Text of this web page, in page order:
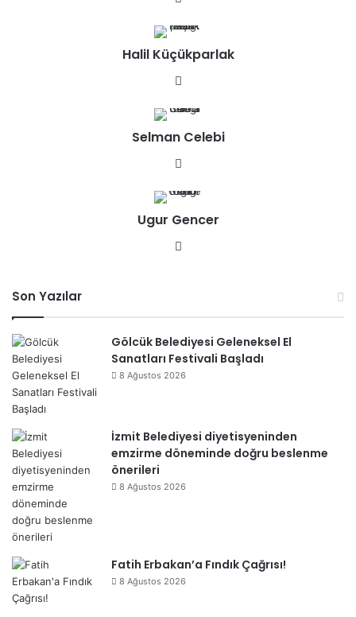
sit
esi
Halil Küçükparlak
sit
esi
Selman Celebi
sit
esi
Ugur Gencer
Son Yazılar
Gölcük Belediyesi Geleneksel El
Sanatları Festivali Başladı
8 Ağustos 2026
İzmit Belediyesi diyetisyeninden
emzirme döneminde doğru beslenme
önerileri
8 Ağustos 2026
Fatih Erbakan’a Fındık Çağrısı!
8 Ağustos 2026